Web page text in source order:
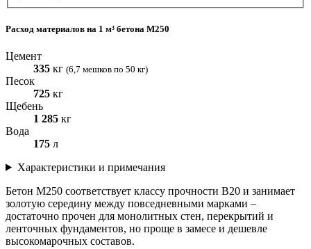
Расход материалов на 1 м³ бетона М250
Цемент
335 кг (6,7 мешков по 50 кг)
Песок
725 кг
Щебень
1 285 кг
Вода
175 л
Характеристики и примечания
Бетон М250 соответствует классу прочности В20 и занимает
золотую середину между повседневными марками –
достаточно прочен для монолитных стен, перекрытий и
ленточных фундаментов, но проще в замесе и дешевле
высокомарочных составов.